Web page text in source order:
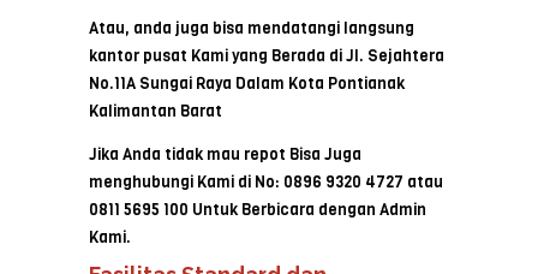
Atau, anda juga bisa mendatangi langsung
kantor pusat Kami yang Berada di Jl. Sejahtera
No.11A Sungai Raya Dalam Kota Pontianak
Kalimantan Barat
Jika Anda tidak mau repot Bisa Juga
menghubungi Kami di No: 0896 9320 4727 atau
0811 5695 100 Untuk Berbicara dengan Admin
Kami.